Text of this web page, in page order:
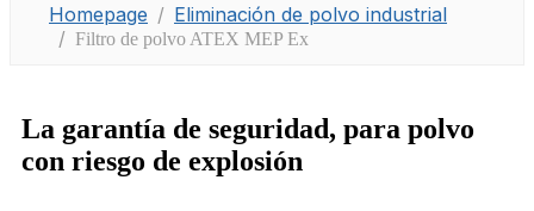
Homepage Eliminación de polvo industrial
Filtro de polvo ATEX MEP Ex
La garantía de seguridad, para polvo
con riesgo de explosión